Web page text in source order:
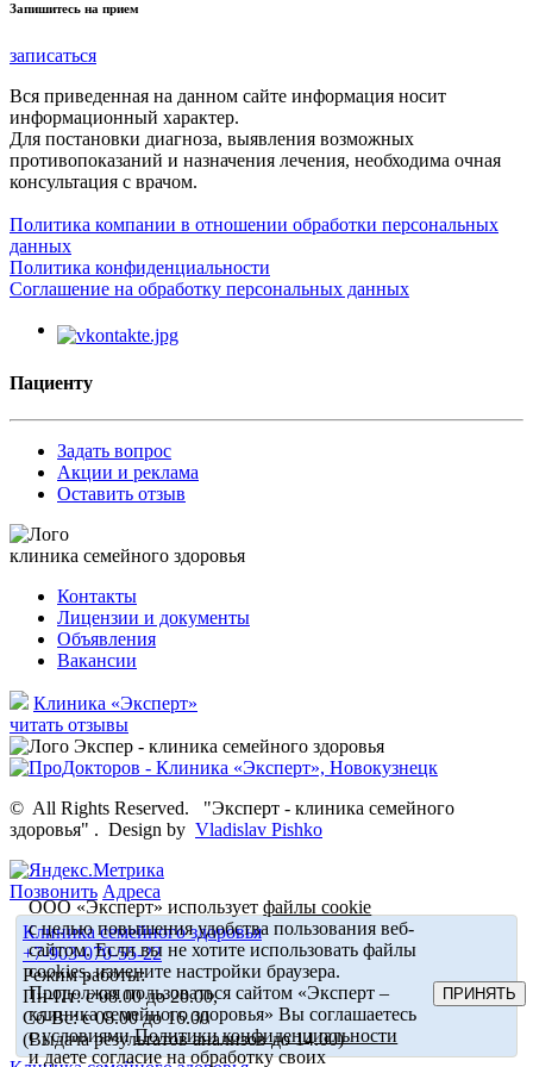
Запишитесь на прием
записаться
Вся приведенная на данном сайте информация носит
информационный характер.
Для постановки диагноза, выявления возможных
противопоказаний и назначения лечения, необходима очная
консультация с врачом.
Политика компании в отношении обработки персональных
данных
Политика конфиденциальности
Соглашение на обработку персональных данных
Пациенту
Задать вопрос
Акции и реклама
Оставить отзыв
клиника семейного здоровья
Контакты
Лицензии и документы
Объявления
Вакансии
Клиника «Эксперт»
читать отзывы
© All Rights Reserved.
"Эксперт - клиника семейного
здоровья" . Design by Vladislav Pishko
Позвонить Адреса
Клиника семейного здоровья
+7-903-070-55-22
Режим работы:
Пн-Пт: с 08.00 до 20.00,
Сб-Вс: с 08.00 до 16.00
(Выдача результатов анализов до 14.00)
ООО «Эксперт» используетфайлы cookie
с целью повышения удобства пользования веб-
сайтом. Если вы не хотите использовать файлы
cookies, измените настройки браузера.
Продолжая пользоваться сайтом «Эксперт –
клиника семейного здоровья» Вы соглашаетесь
с условиямиПолитики конфиденциальности
и даете согласие на обработку своих
ПРИНЯТЬ